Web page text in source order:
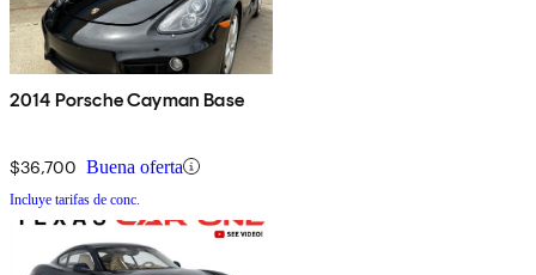
2014 Porsche Cayman Base
$36,700 Buena oferta
Incluye tarifas de conc.